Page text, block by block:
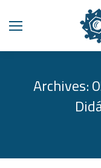
Archives: